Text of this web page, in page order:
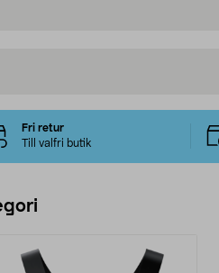
Fri retur
Till valfri butik